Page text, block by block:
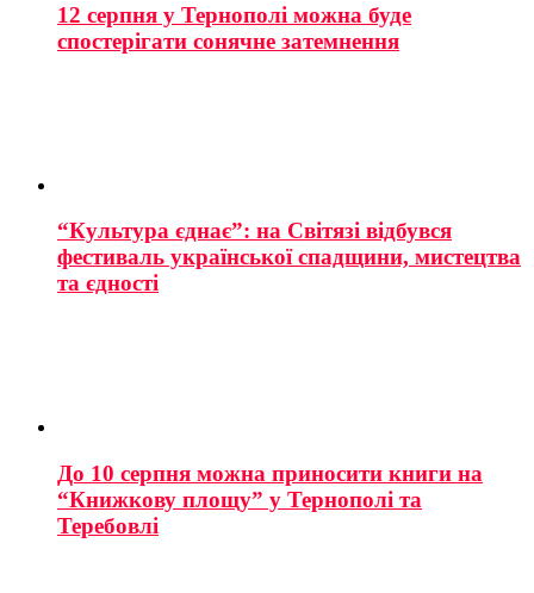
12 серпня у Тернополі можна буде
спостерігати сонячне затемнення
“Культура єднає”: на Світязі відбувся
фестиваль української спадщини, мистецтва
та єдності
До 10 серпня можна приносити книги на
“Книжкову площу” у Тернополі та
Теребовлі